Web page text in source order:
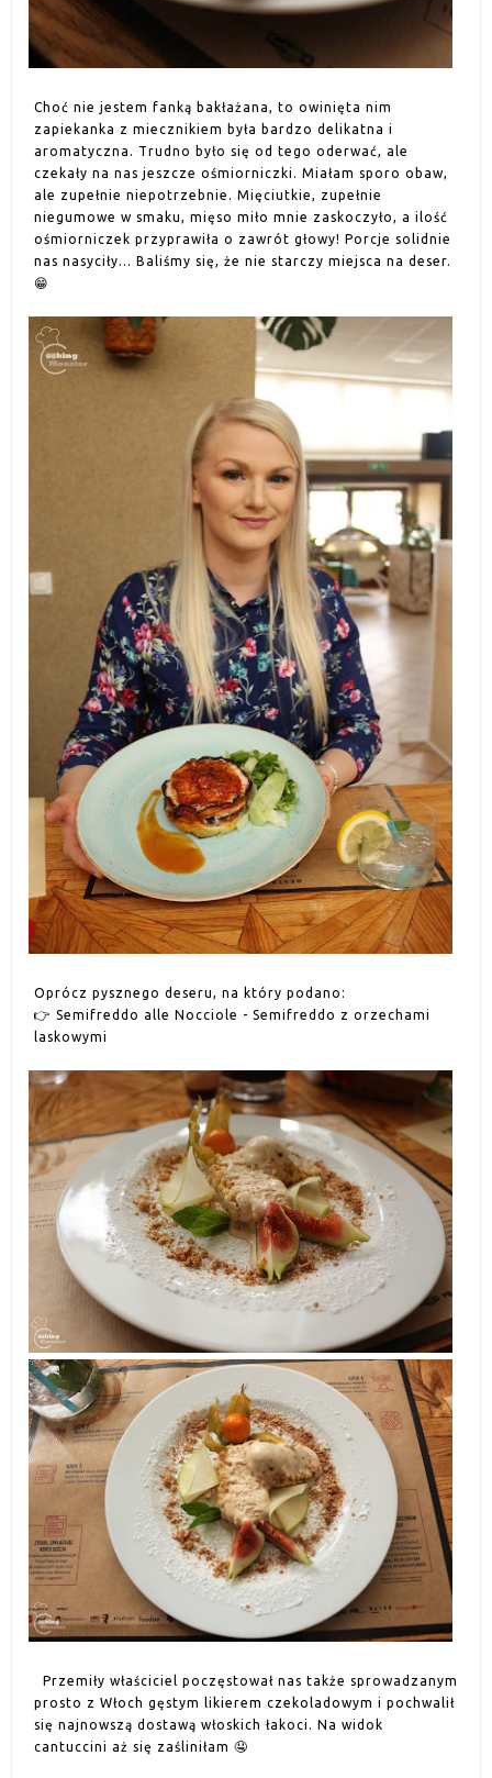
Choć nie jestem fanką bakłażana, to owinięta nim
zapiekanka z miecznikiem była bardzo delikatna i
aromatyczna. Trudno było się od tego oderwać, ale
czekały na nas jeszcze ośmiorniczki. Miałam sporo obaw,
ale zupełnie niepotrzebnie. Mięciutkie, zupełnie
niegumowe w smaku, mięso miło mnie zaskoczyło, a ilość
ośmiorniczek przyprawiła o zawrót głowy! Porcje solidnie
nas nasyciły... Baliśmy się, że nie starczy miejsca na deser.
😁
Oprócz pysznego deseru, na który podano:
👉 Semifreddo alle Nocciole - Semifreddo z orzechami
laskowymi
Przemiły właściciel poczęstował nas także sprowadzanym
prosto z Włoch gęstym likierem czekoladowym i pochwalił
się najnowszą dostawą włoskich łakoci. Na widok
cantuccini aż się zaśliniłam 🤤